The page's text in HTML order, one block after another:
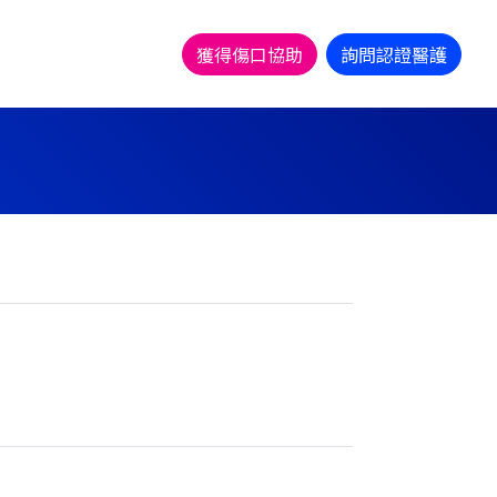
獲得傷口協助 詢問認證醫護